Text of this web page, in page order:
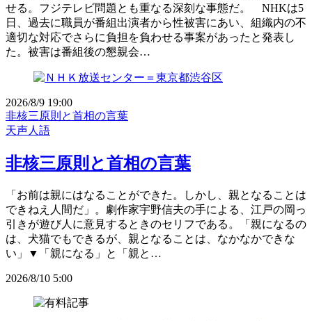
せる。フジテレビ問題とも重なる深刻な事態だ。 NHKは5
日、過去に職員が番組出演者から性被害にあい、組織内の不
適切な対応でさらに負担を負わせる事案があったと発表し
た。被害は番組後の懇親会…
2026/8/9 19:00
非核三原則と首相の言葉
天声人語
非核三原則と首相の言葉
「お前は親にはなることができた。しかし、親となることは
できねえ人間だ」。劇作家宇野信夫の手による、江戸の岡っ
引きが遊び人に意見するときのセリフである。「親になるの
は、犬猫でもできるが、親となることは、なかなかできな
い」▼「親になる」と「親と…
2026/8/10 5:00